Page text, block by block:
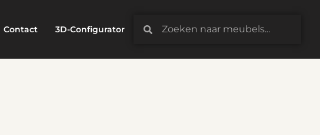
Contact 3D-Configurator